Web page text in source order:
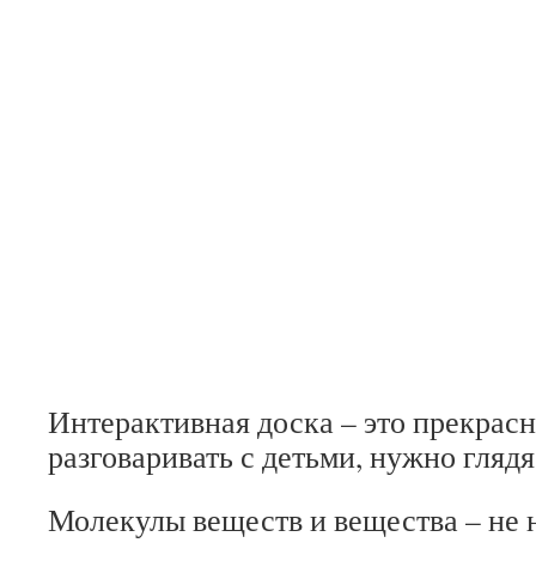
Интерактивная доска – это
разговаривать с детьми, нужно
Молекулы веществ и вещества – не